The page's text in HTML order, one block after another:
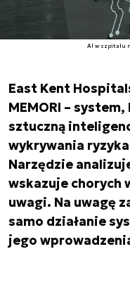
AI w szpitalu
East Kent
MEMORI –
sztuczną
wykrywania
Narzędzie
wskazuje chorych
uwagi. Na uwagę
samo działanie
jego